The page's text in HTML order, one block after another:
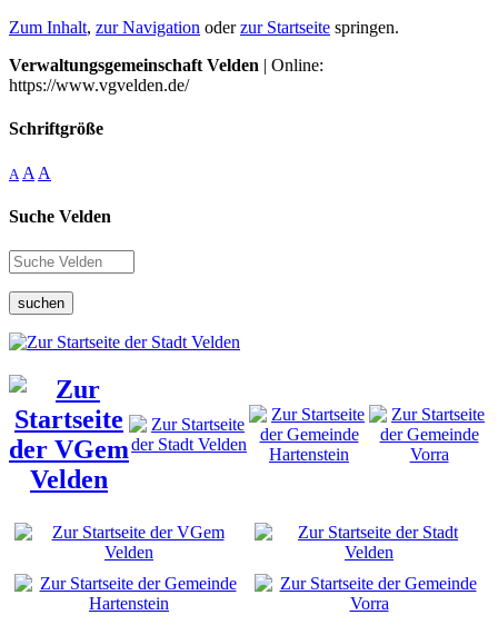
Zum Inhalt, zur Navigation oderzur Startseite springen.
Verwaltungsgemeinschaft Velden | Online:
https://www.vgvelden.de/
Schriftgröße
A A A
Suche Velden
suchen